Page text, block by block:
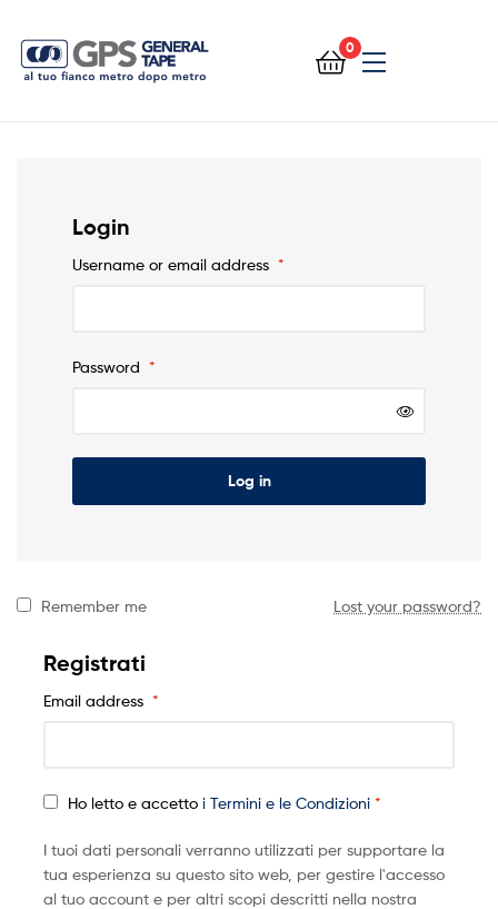
0
Login
Username or email address *
Password *
Log in
Remember me Lost your password?
Registrati
Email address *
Ho letto e accetto i Termini e le Condizioni *
I tuoi dati personali verranno utilizzati per supportare la
tua esperienza su questo sito web, per gestire l'accesso
al tuo account e per altri scopi descritti nella nostra